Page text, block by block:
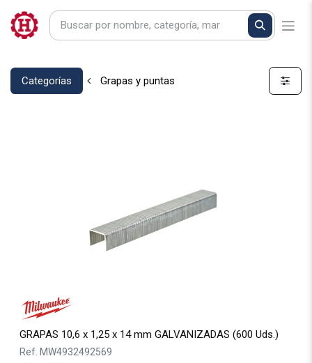
Categorías Grapas y puntas
GRAPAS 10,6 x 1,25 x 14 mm GALVANIZADAS (600 Uds.)
Ref. MW4932492569